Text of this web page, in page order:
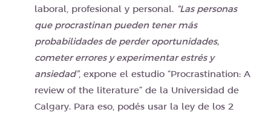
laboral, profesional y personal. “Las personas
que procrastinan pueden tener más
probabilidades de perder oportunidades,
cometer errores y experimentar estrés y
ansiedad”, expone el estudio “Procrastination: A
review of the literature” de la Universidad de
Calgary. Para eso, podés usar la ley de los 2